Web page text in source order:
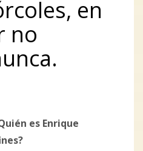
en
no
es Enrique